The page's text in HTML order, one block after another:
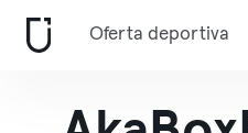
Oferta deportiva